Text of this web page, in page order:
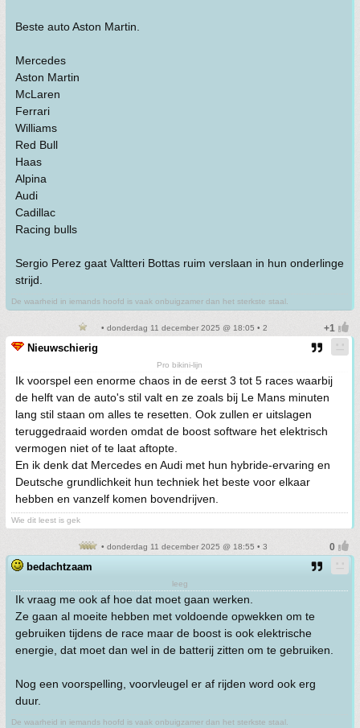
Beste auto Aston Martin.
Mercedes
Aston Martin
McLaren
Ferrari
Williams
Red Bull
Haas
Alpina
Audi
Cadillac
Racing bulls
Sergio Perez gaat Valtteri Bottas ruim verslaan in hun onderlinge
strijd.
De waarheid in iemands hoofd is vaak onbuigzamer dan het sterkste staal.
• donderdag 11 december 2025 @ 18:05 • 2
Nieuwschierig
Pro bikini-lijn
Ik voorspel een enorme chaos in de eerst 3 tot 5 races waarbij
de helft van de auto's stil valt en ze zoals bij Le Mans minuten
lang stil staan om alles te resetten. Ook zullen er uitslagen
teruggedraaid worden omdat de boost software het elektrisch
vermogen niet of te laat aftopte.
En ik denk dat Mercedes en Audi met hun hybride-ervaring en
Deutsche grundlichkeit hun techniek het beste voor elkaar
hebben en vanzelf komen bovendrijven.
Wie dit leest is gek
• donderdag 11 december 2025 @ 18:55 • 3
bedachtzaam
leeg
Ik vraag me ook af hoe dat moet gaan werken.
Ze gaan al moeite hebben met voldoende opwekken om te
gebruiken tijdens de race maar de boost is ook elektrische
energie, dat moet dan wel in de batterij zitten om te gebruiken.
Nog een voorspelling, voorvleugel er af rijden word ook erg
duur.
De waarheid in iemands hoofd is vaak onbuigzamer dan het sterkste staal.